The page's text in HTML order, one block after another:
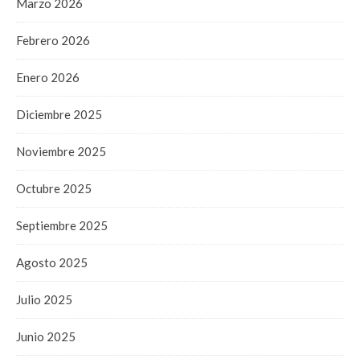
Marzo 2026
Febrero 2026
Enero 2026
Diciembre 2025
Noviembre 2025
Octubre 2025
Septiembre 2025
Agosto 2025
Julio 2025
Junio 2025